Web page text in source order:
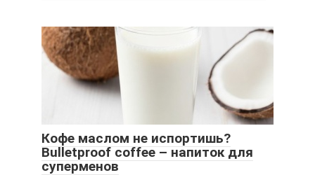
Кофе маслом не испортишь?
Bulletproof coffee – напиток для
суперменов